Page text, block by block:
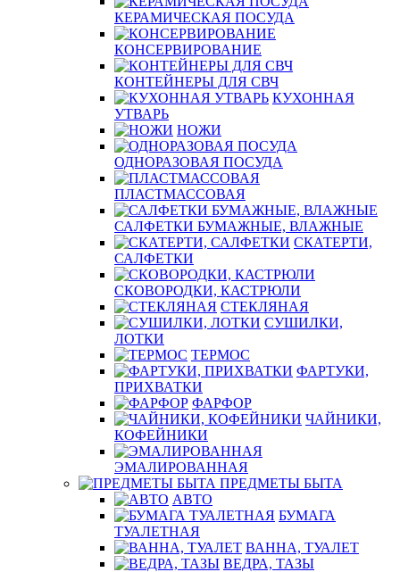
КЕРАМИЧЕСКАЯ ПОСУДА
КОНСЕРВИРОВАНИЕ
КОНТЕЙНЕРЫ ДЛЯ СВЧ
КУХОННАЯ
УТВАРЬ
НОЖИ
ОДНОРАЗОВАЯ ПОСУДА
ПЛАСТМАССОВАЯ
САЛФЕТКИ БУМАЖНЫЕ, ВЛАЖНЫЕ
СКАТЕРТИ,
САЛФЕТКИ
СКОВОРОДКИ, КАСТРЮЛИ
СТЕКЛЯНАЯ
СУШИЛКИ,
ЛОТКИ
ТЕРМОС
ФАРТУКИ,
ПРИХВАТКИ
ФАРФОР
ЧАЙНИКИ,
КОФЕЙНИКИ
ЭМАЛИРОВАННАЯ
ПРЕДМЕТЫ БЫТА
АВТО
БУМАГА
ТУАЛЕТНАЯ
ВАННА, ТУАЛЕТ
ВЕДРА, ТАЗЫ